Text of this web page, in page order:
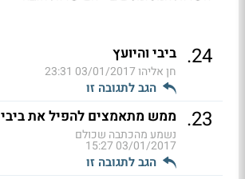
24
. ביבי והיועץ
חן אליהו03/01/2017 23:31
הגב לתגובה זו
23
. ממש מתאמצים להפיל את ביבי
נשמע מהכתבה שכולם
03/01/2017 15:27
הגב לתגובה זו